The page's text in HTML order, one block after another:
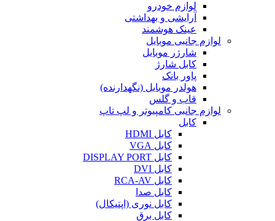
لوازم خودرو
آرایشی و بهداشتی
عینک هوشمند
لوازم جانبی موبایل
شارژر موبایل
کابل شارژ
پاور بانک
هولدر موبایل (نگهدارنده)
قاب و گلس
لوازم جانبی کامپیوتر و لپ تاپ
کابل
کابل HDMI
کابل VGA
کابل DISPLAY PORT
کابل DVI
کابل RCA-AV
کابل صدا
کابل نوری (اپتیکال)
کابل برق